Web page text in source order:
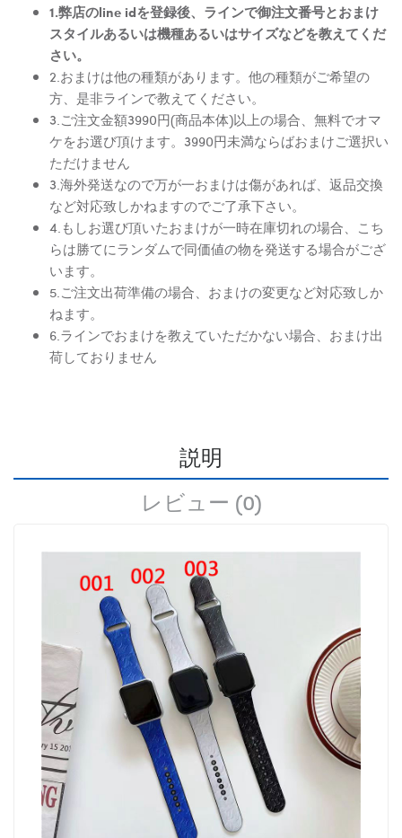
1.弊店のline idを登録後、ラインで御注文番号とおまけ
スタイルあるいは機種あるいはサイズなどを教えてくだ
さい。
2.おまけは他の種類があります。他の種類がご希望の
方、是非ラインで教えてください。
3.ご注文金額3990円(商品本体)以上の場合、無料でオマ
ケをお選び頂けます。3990円未満ならばおまけご選択い
ただけません
3.海外発送なので万が一おまけは傷があれば、返品交換
など対応致しかねますのでご了承下さい。
4.もしお選び頂いたおまけが一時在庫切れの場合、こち
らは勝てにランダムで同価値の物を発送する場合がござ
います。
5.ご注文出荷準備の場合、おまけの変更など対応致しか
ねます。
6.ラインでおまけを教えていただかない場合、おまけ出
荷しておりません
説明
レビュー (0)